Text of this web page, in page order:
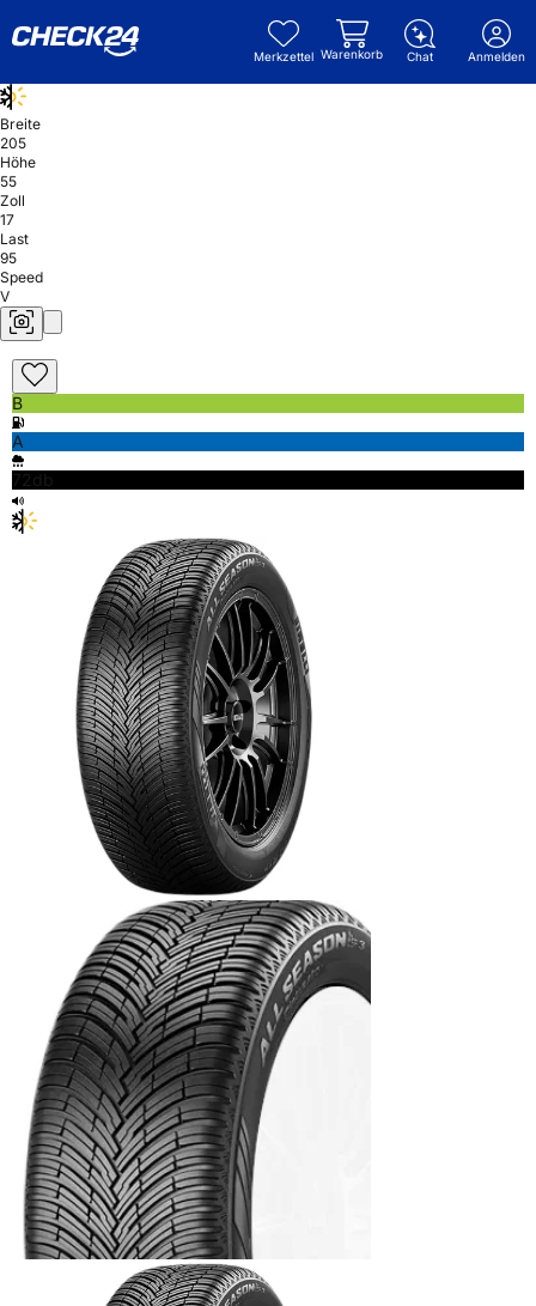
Merkzettel Warenkorb Chat Anmelden
Breite
205
Höhe
55
Zoll
17
Last
95
Speed
V
B
A
72db